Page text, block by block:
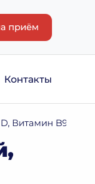
приём
Контакты
Витамин B9,